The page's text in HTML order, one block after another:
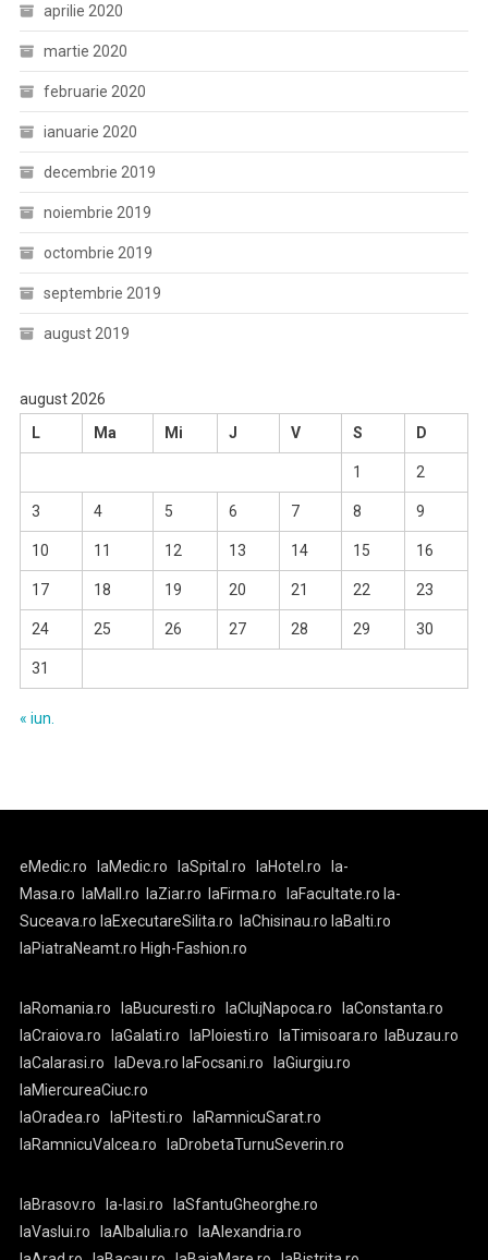
aprilie 2020
martie 2020
februarie 2020
ianuarie 2020
decembrie 2019
noiembrie 2019
octombrie 2019
septembrie 2019
august 2019
august 2026
L
Ma Mi J V S D
1 2
3 4 5 6 7 8 9
10 11 12 13 14 15 16
17 18 19 20 21 22 23
24 25 26 27 28 29 30
31
« iun.
eMedic.ro laMedic.ro laSpital.ro laHotel.ro
la-
Masa.ro laMall.ro laZiar.ro laFirma.ro laFacultate.rola-
Suceava.ro laExecutareSilita.ro laChisinau.ro laBalti.ro
laPiatraNeamt.ro High-Fashion.ro
laRomania.ro laBucuresti.ro laClujNapoca.ro
laConstanta.ro
laCraiova.ro
laGalati.ro laPloiesti.ro laTimisoara.ro laBuzau.ro
laCalarasi.ro
laDeva.ro laFocsani.ro
laGiurgiu.ro
laMiercureaCiuc.ro
laOradea.ro
laPitesti.ro
laRamnicuSarat.ro
laRamnicuValcea.ro
laDrobetaTurnuSeverin.ro
laBrasov.ro la-Iasi.ro
laSfantuGheorghe.ro
laVaslui.rolaAlbaIulia.ro
laAlexandria.ro